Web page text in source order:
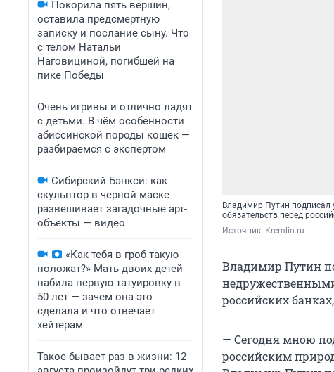
Покорила пять вершин,
оставила предсмертную
записку и послание сыну. Что
с телом Натальи
Наговициной, погибшей на
пике Победы
Очень игривы и отлично ладят
с детьми. В чём особенности
абиссинской породы кошек —
разбираемся с экспертом
Сибирский Бэнкси: как
скульптор в черной маске
развешивает загадочные арт-
объекты — видео
«Как тебя в гроб такую
положат?» Мать двоих детей
набила первую татуировку в
50 лет — зачем она это
сделала и что отвечает
хейтерам
Такое бывает раз в жизни: 12
Владимир Путин подписал
обязательств перед
Источник: Kremlin.ru
Владимир Путин
российских
— Сегодня мною
российским